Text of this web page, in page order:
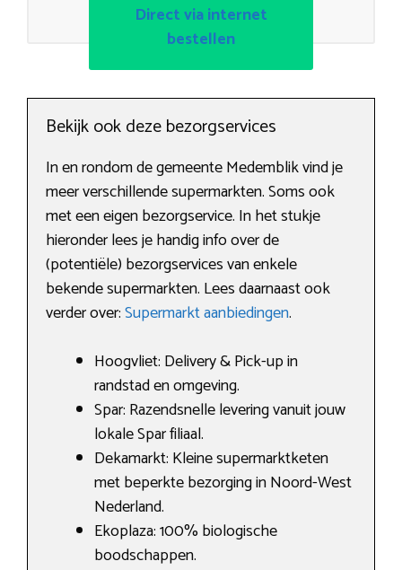
Direct via internet
bestellen
Bekijk ook deze bezorgservices
In en rondom de gemeente Medemblik vind je
meer verschillende supermarkten. Soms ook
met een eigen bezorgservice. In het stukje
hieronder lees je handig info over de
(potentiële) bezorgservices van enkele
bekende supermarkten. Lees daarnaast ook
verder over:Supermarkt aanbiedingen.
Hoogvliet: Delivery & Pick-up in
randstad en omgeving.
Spar: Razendsnelle levering vanuit jouw
lokale Spar filiaal.
Dekamarkt: Kleine supermarktketen
met beperkte bezorging in Noord-West
Nederland.
Ekoplaza: 100% biologische
boodschappen.